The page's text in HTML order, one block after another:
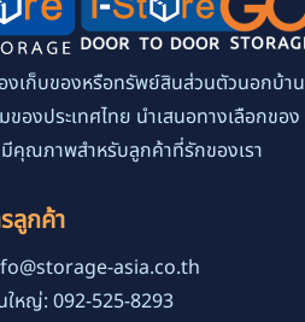
งเก็บของหรือทรัพย์สินส่วนตัวนอกบ้าน
ของประเทศไทย นำเสนอทางเลือกของ
คุณภาพสำหรับลูกค้าที่รักของเรา
ลูกค้า
asia.co.th
ใหญ่: 092-525-8293